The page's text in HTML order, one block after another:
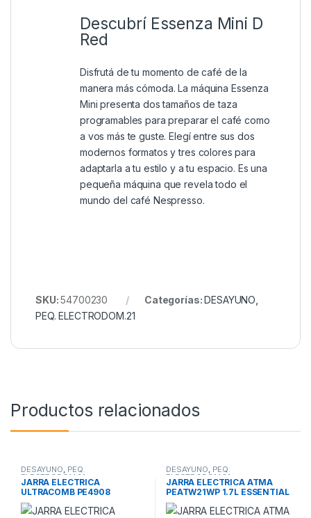
Descubrí Essenza Mini D
Red
Disfrutá de tu momento de café de la
manera más cómoda. La máquina Essenza
Mini presenta dos tamaños de taza
programables para preparar el café como
a vos más te guste. Elegí entre sus dos
modernos formatos y tres colores para
adaptarla a tu estilo y a tu espacio. Es una
pequeña máquina que revela todo el
mundo del café Nespresso.
SKU:54700230 Categorías:DESAYUNO
PEQ. ELECTRODOM.21
Productos relacionados
DESAYUNO, PEQ.
ELECTRODOM.21
JARRA ELECTRICA
ULTRACOMB PE4908
TERMOSTATO 2L DIGITAL
70-80-90-95-100
DESAYUNO, PEQ.
ELECTRODOM.21
JARRA ELECTRICA ATMA
PEATW21WP 1.7L ESSENTIAL
CORTE AUTOMATICO